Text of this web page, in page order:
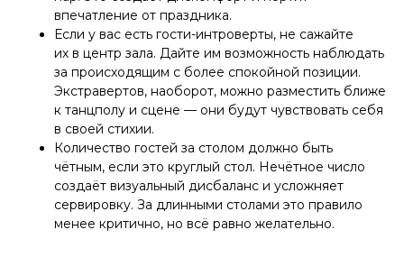
впечатление от праздника.
Если у вас есть гости-интроверты, не сажайте
их в центр зала. Дайте им возможность наблюдать
за происходящим с более спокойной позиции.
Экстравертов, наоборот, можно разместить ближе
к танцполу и сцене — они будут чувствовать себя
в своей стихии.
Количество гостей за столом должно быть
чётным, если это круглый стол. Нечётное число
создаёт визуальный дисбаланс и усложняет
сервировку. За длинными столами это правило
менее критично, но всё равно желательно.